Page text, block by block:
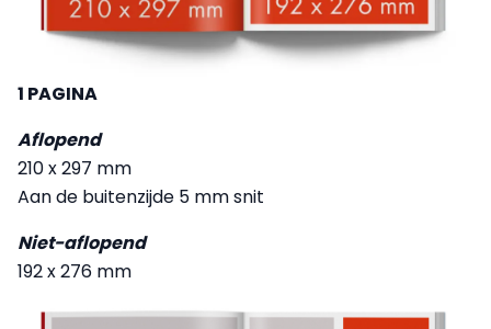
1 PAGINA
Aflopend
210 x 297 mm
Aan de buitenzijde 5 mm snit
Niet-aflopend
192 x 276 mm